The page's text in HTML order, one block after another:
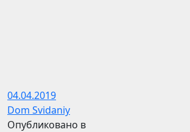
04.04.2019
Dom Svidaniy
Опубликовано в